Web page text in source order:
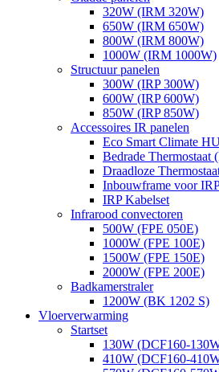
320W (IRM 320W)
650W (IRM 650W)
800W (IRM 800W)
1000W (IRM 1000W)
Structuur panelen
300W (IRP 300W)
600W (IRP 600W)
850W (IRP 850W)
Accessoires IR panelen
Eco Smart Climate
Bedrade Thermostaat
Draadloze
Inbouwframe voor
IRP Kabelset
Infrarood convectoren
500W (FPE 050E)
1000W (FPE 100E)
1500W (FPE 150E)
2000W (FPE 200E)
Badkamerstraler
1200W (BK 1202 S)
Vloerverwarming
Startset
130W (DCF160-
410W (DCF160-